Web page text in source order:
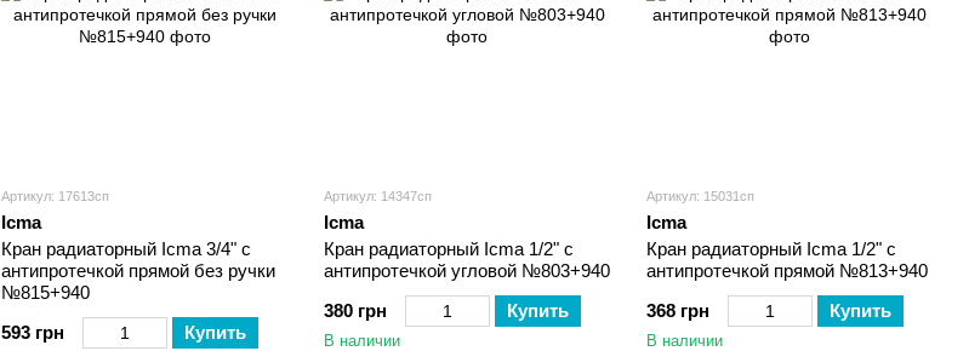
Артикул: 17613сп
Icma
Кран радиаторный Icma 3/4" с
антипротечкой прямой без ручки
№815+940
593 грн
Купить
Артикул: 14347сп
Icma
Кран радиаторный Icma 1/2" с
антипротечкой угловой №803+940
380 грн
Купить
В наличии
Артикул: 15031сп
Icma
Кран радиаторный Icma 1/2" с
антипротечкой прямой №813+940
368 грн
Купить
В наличии